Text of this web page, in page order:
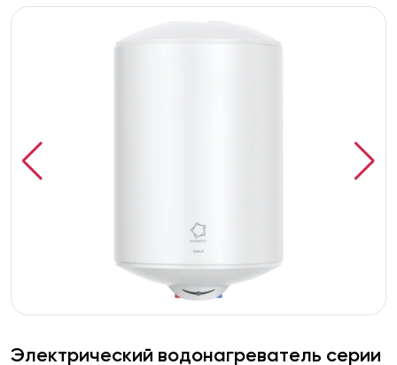
Электрический водонагреватель серии